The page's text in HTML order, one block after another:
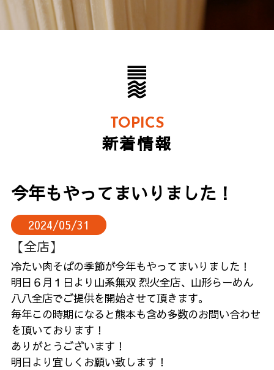
TOPICS
新着情報
今年もやってまいりました！
2024/05/31
【全店】
冷たい肉そばの季節が今年もやってまいりました！
明日６月１日より山系無双 烈火全店、山形らーめん
八八全店でご提供を開始させて頂きます。
毎年この時期になると熊本も含め多数のお問い合わせ
を頂いております！
ありがとうございます！
明日より宜しくお願い致します！